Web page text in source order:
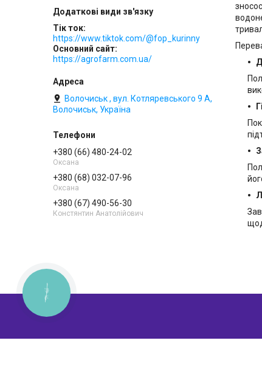
Тік ток
https://www.tiktok.com/@fop_kurinny
Основний сайт
https://agrofarm.com.ua/
Волочиськ , вул. Котляревського 9 А,
Волочиськ, Україна
+380 (66) 480-24-02
Оксана
+380 (68) 032-07-96
Оксана
+380 (67) 490-56-30
Констянтин Анатолійович
КНОПКА
ЗВ'ЯЗКУ